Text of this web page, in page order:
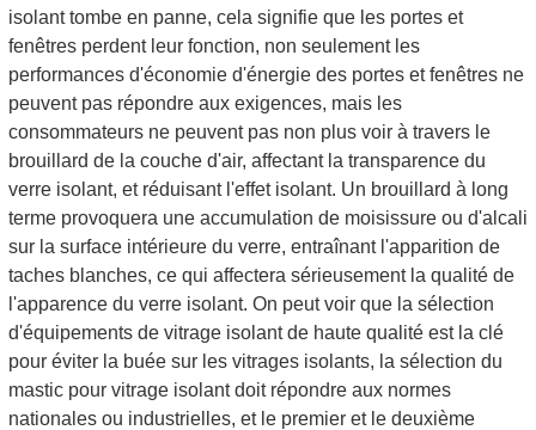
isolant tombe en panne, cela signifie que les portes et
fenêtres perdent leur fonction, non seulement les
performances d'économie d'énergie des portes et fenêtres ne
peuvent pas répondre aux exigences, mais les
consommateurs ne peuvent pas non plus voir à travers le
brouillard de la couche d'air, affectant la transparence du
verre isolant, et réduisant l'effet isolant. Un brouillard à long
terme provoquera une accumulation de moisissure ou d'alcali
sur la surface intérieure du verre, entraînant l'apparition de
taches blanches, ce qui affectera sérieusement la qualité de
l'apparence du verre isolant. On peut voir que la sélection
d'équipements de vitrage isolant de haute qualité est la clé
pour éviter la buée sur les vitrages isolants, la sélection du
mastic pour vitrage isolant doit répondre aux normes
nationales ou industrielles, et le premier et le deuxième